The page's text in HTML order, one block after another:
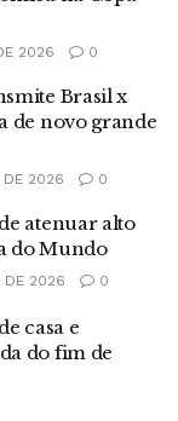
2026 0
Brasil x
de novo grande
2026 0
atenuar alto
do Mundo
DE 2026 0
casa e
do fim de